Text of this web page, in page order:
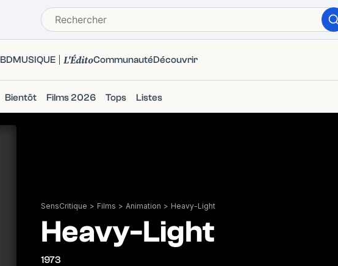
BDMUSIQUE L'ÉditoCommunautéDécouvrir
Bientôt Films 2026 Tops Listes
SensCritique > Films > Animation > Heavy-Light
Heavy-Light
1973